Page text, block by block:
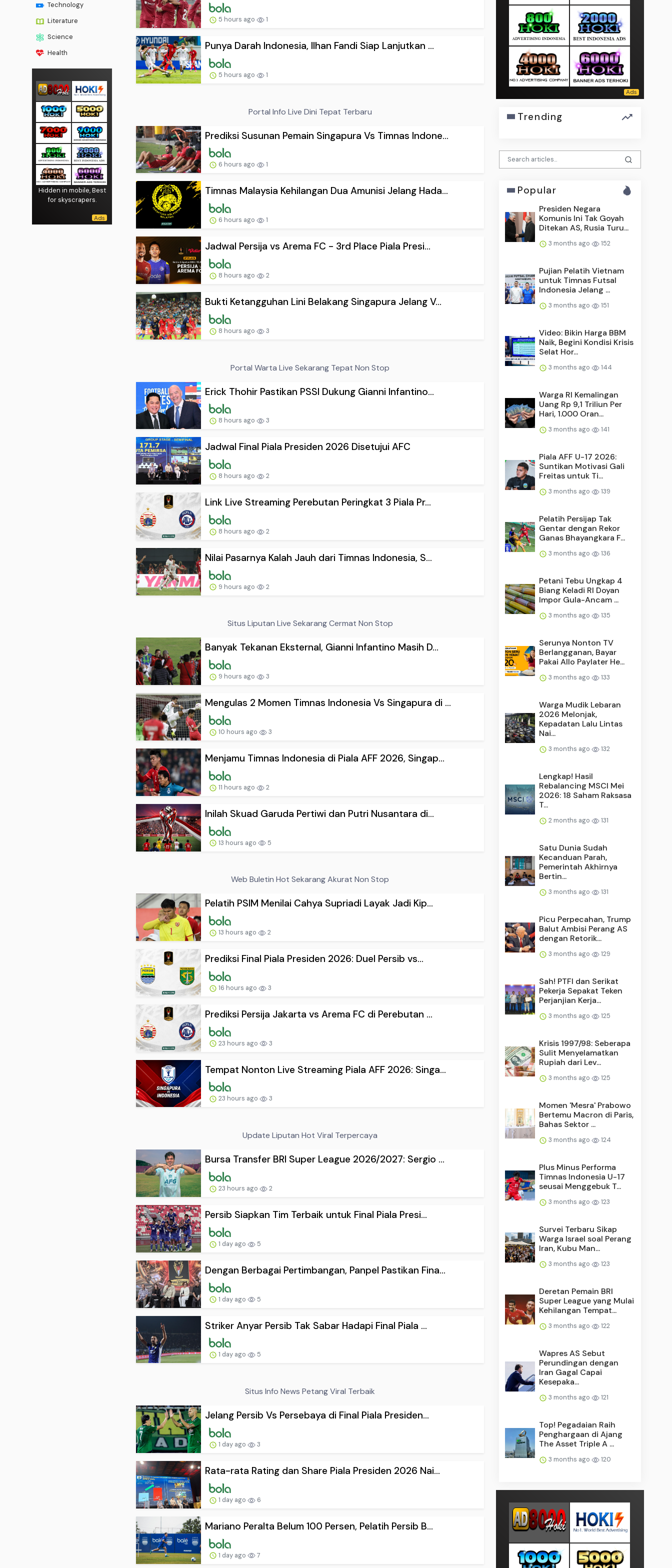
Technology
Literature
Science
Health
Hidden in mobile, Best
for skyscrapers.
5 hours ago 1
Punya Darah Indonesia, Ilhan Fandi Siap Lanjutkan ...
5 hours ago 1
Portal Info Live Dini Tepat Terbaru
Prediksi Susunan Pemain Singapura Vs Timnas Indone...
6 hours ago 1
Timnas Malaysia Kehilangan Dua Amunisi Jelang Hada...
6 hours ago 1
Jadwal Persija vs Arema FC - 3rd Place Piala Presi...
8 hours ago 2
Bukti Ketangguhan Lini Belakang Singapura Jelang V...
8 hours ago 3
Portal Warta Live Sekarang Tepat Non Stop
Erick Thohir Pastikan PSSI Dukung Gianni Infantino...
8 hours ago 3
Jadwal Final Piala Presiden 2026 Disetujui AFC
8 hours ago 2
Link Live Streaming Perebutan Peringkat 3 Piala Pr...
8 hours ago 2
Nilai Pasarnya Kalah Jauh dari Timnas Indonesia, S...
9 hours ago 2
Situs Liputan Live Sekarang Cermat Non Stop
Banyak Tekanan Eksternal, Gianni Infantino Masih D...
9 hours ago 3
Mengulas 2 Momen Timnas Indonesia Vs Singapura di ...
10 hours ago 3
Menjamu Timnas Indonesia di Piala AFF 2026, Singap...
11 hours ago 2
Inilah Skuad Garuda Pertiwi dan Putri Nusantara di...
13 hours ago 5
Web Buletin Hot Sekarang Akurat Non Stop
Pelatih PSIM Menilai Cahya Supriadi Layak Jadi Kip...
13 hours ago 2
Prediksi Final Piala Presiden 2026: Duel Persib vs...
16 hours ago 3
Prediksi Persija Jakarta vs Arema FC di Perebutan ...
23 hours ago 3
Tempat Nonton Live Streaming Piala AFF 2026: Singa...
23 hours ago 3
Update Liputan Hot Viral Terpercaya
Bursa Transfer BRI Super League 2026/2027: Sergio ...
23 hours ago 2
Persib Siapkan Tim Terbaik untuk Final Piala Presi...
1 day ago 5
Dengan Berbagai Pertimbangan, Panpel Pastikan Fina...
1 day ago 5
Striker Anyar Persib Tak Sabar Hadapi Final Piala ...
1 day ago 5
Situs Info News Petang Viral Terbaik
Jelang Persib Vs Persebaya di Final Piala Presiden...
1 day ago 3
Rata-rata Rating dan Share Piala Presiden 2026 Nai...
1 day ago 6
Mariano Peralta Belum 100 Persen, Pelatih Persib B...
1 day ago 7
Trending
Popular
Presiden Negara
Komunis Ini Tak Goyah
Ditekan AS, Rusia Turu...
3 months ago 152
Pujian Pelatih Vietnam
untuk Timnas Futsal
Indonesia Jelang ...
3 months ago 151
Video: Bikin Harga BBM
Naik, Begini Kondisi Krisis
Selat Hor...
3 months ago 144
Warga RI Kemalingan
Uang Rp 9,1 Triliun Per
Hari, 1.000 Oran...
3 months ago 141
Piala AFF U-17 2026:
Suntikan Motivasi Gali
Freitas untuk Ti...
3 months ago 139
Pelatih Persijap Tak
Gentar dengan Rekor
Ganas Bhayangkara F...
3 months ago 136
Petani Tebu Ungkap 4
Biang Keladi RI Doyan
Impor Gula-Ancam ...
3 months ago 135
Serunya Nonton TV
Berlangganan, Bayar
Pakai Allo Paylater He...
3 months ago 133
Warga Mudik Lebaran
2026 Melonjak,
Kepadatan Lalu Lintas
Nai...
3 months ago 132
Lengkap! Hasil
Rebalancing MSCI Mei
2026: 18 Saham Raksasa
T...
2 months ago 131
Satu Dunia Sudah
Kecanduan Parah,
Pemerintah Akhirnya
Bertin...
3 months ago 131
Picu Perpecahan, Trump
Balut Ambisi Perang AS
dengan Retorik...
3 months ago 129
Sah! PTFI dan Serikat
Pekerja Sepakat Teken
Perjanjian Kerja...
3 months ago 125
Krisis 1997/98: Seberapa
Sulit Menyelamatkan
Rupiah dari Lev...
3 months ago 125
Momen 'Mesra' Prabowo
Bertemu Macron di Paris,
Bahas Sektor ...
3 months ago 124
Plus Minus Performa
Timnas Indonesia U-17
seusai Menggebuk T...
3 months ago 123
Survei Terbaru Sikap
Warga Israel soal Perang
Iran, Kubu Man...
3 months ago 123
Deretan Pemain BRI
Super League yang Mulai
Kehilangan Tempat...
3 months ago 122
Wapres AS Sebut
Perundingan dengan
Iran Gagal Capai
Kesepaka...
3 months ago 121
Top! Pegadaian Raih
Penghargaan di Ajang
The Asset Triple A ...
3 months ago 120